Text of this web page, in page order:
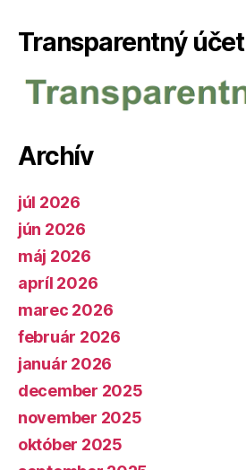
Transparentný účet
Archív
júl 2026
jún 2026
máj 2026
apríl 2026
marec 2026
február 2026
január 2026
december 2025
november 2025
október 2025